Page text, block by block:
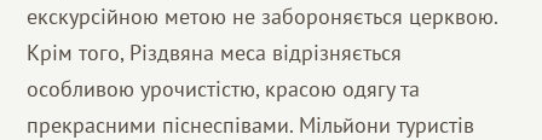
екскурсійною метою не забороняється церквою.
Крім того, Різдвяна меса відрізняється
особливою урочистістю, красою одягу та
прекрасними піснеспівами. Мільйони туристів